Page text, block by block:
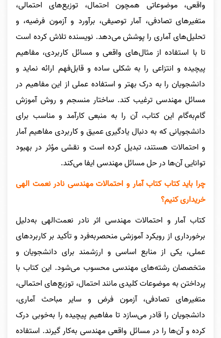
واقعی، موضوعاتی همچون احتمال، توزیع‌های احتمالی،
متغیرهای تصادفی، آمار توصیفی، برآورد و آزمون فرضیه، و
تحلیل‌های آماری را پوشش می‌دهد. نویسنده تلاش کرده است
تا با استفاده از مثال‌های واقعی و مسائل کاربردی، مفاهیم
پیچیده و انتزاعی را به شکلی ساده و قابل‌فهم ارائه نماید و
دانشجویان را به درک بهتر و استفاده عملی از این مفاهیم در
مسائل مهندسی ترغیب کند. ساختار منسجم و روش آموزش
گام‌به‌گام این کتاب، آن را به منبعی کارآمد و مناسب برای
دانشجویانی که به دنبال یادگیری عمیق و کاربردی مفاهیم آمار
و احتمالات هستند، تبدیل کرده است و نقشی مؤثر در بهبود
توانایی آن‌ها در حل مسائل مهندسی ایفا می‌کند.
چرا باید کتاب کتاب آمار و احتمالات مهندسی نادر نعمت الهی
خریداری کنیم؟
کتاب آمار و احتمالات مهندسی اثر نادر نعمت‌الهی به‌دلیل
برخورداری از رویکرد آموزشی منحصربه‌فرد و تأکید بر کاربردهای
عملی، یکی از منابع اساسی و ارزشمند برای دانشجویان و
متخصصان رشته‌های مهندسی محسوب می‌شود. این کتاب با
پرداختن به موضوعات کلیدی مانند احتمال، توزیع‌های احتمالی،
متغیرهای تصادفی، آزمون فرض و سایر مباحث آماری،
دانشجویان را قادر می‌سازد تا مفاهیم پیچیده را به‌خوبی درک
کرده و آن‌ها را در مسائل واقعی مهندسی به‌کار گیرند. استفاده